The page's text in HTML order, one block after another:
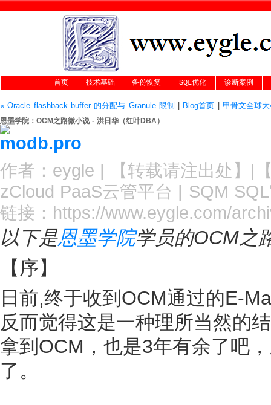
首页 技术基础 备份恢复 SQL优化 诊断案例
« Oracle flashback buffer 的分配与 Granule 限制 Blog首页 |甲骨文全球
恩墨学院：OCM之路微小说 - 洪日华（红叶DBA）
作者： eygle | 【转载请注出处 】|
zCloud PaaS云管平台 | SQM
链接： https://www.eygle.com/
以下是恩墨学院学员的OCM之
【序】
日前,终于收到OCM通过的E-
反而觉得这是一种理所当然的
拿到OCM，也是3年有余了吧
了。